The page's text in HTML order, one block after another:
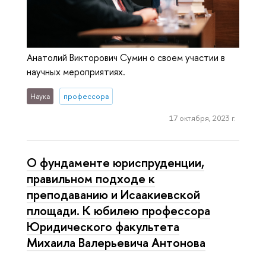
Анатолий Викторович Сумин о своем участии в
научных мероприятиях.
Наука профессора
17 октября, 2023 г.
О фундаменте юриспруденции,
правильном подходе к
преподаванию и Исаакиевской
площади. К юбилею профессора
Юридического факультета
Михаила Валерьевича Антонова